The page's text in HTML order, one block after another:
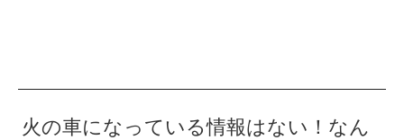
火の車になっている情報はない！なん